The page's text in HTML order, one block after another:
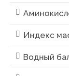
Индекс
Водный